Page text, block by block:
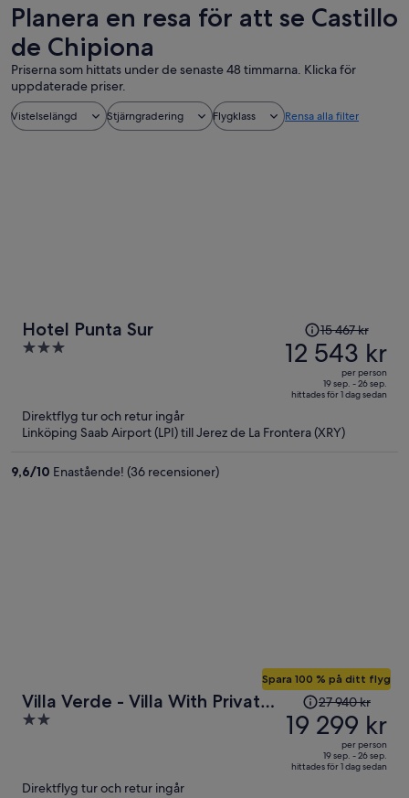
Planera en resa för att se Castillo
de Chipiona
Priserna som hittats under de senaste 48 timmarna. Klicka för
uppdaterade priser.
Vistelselängd Stjärngradering Flygklass Rensa alla filter
Hotel Punta Sur
3
5
Priset
var
15 467 kr
är
12 543 kr
15 467 kr
12 543 kr
per person
19 sep. - 26 sep.
hittades för 1 dag sedan
Direktflyg tur och retur ingår
Linköping Saab Airport (LPI) till Jerez de La Frontera (XRY)
9,6/10 Enastående! (36 recensioner)
Villa Verde - Villa With Private
Pool In Tarifa
2
Spara 100 % på ditt flyg
Priset
var
27 940 kr
är
27 940 kr
19 299 kr
per person
19 sep. - 26 sep.
hittades för 1 dag sedan
Direktflyg tur och retur ingår